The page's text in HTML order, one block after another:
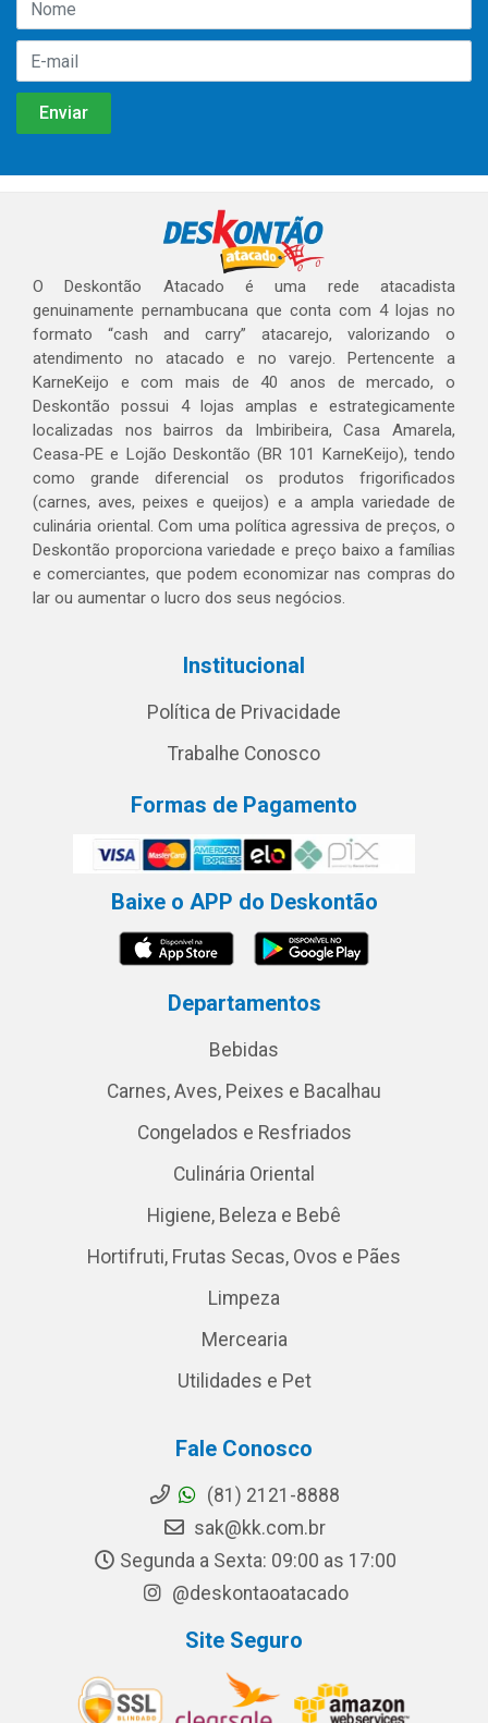
O Deskontão Atacado é uma rede atacadista
genuinamente pernambucana que conta com 4 lojas no
formato “cash and carry” atacarejo, valorizando o
atendimento no atacado e no varejo. Pertencente a
KarneKeijo e com mais de 40 anos de mercado, o
Deskontão possui 4 lojas amplas e estrategicamente
localizadas nos bairros da Imbiribeira, Casa Amarela,
Ceasa-PE e Lojão Deskontão (BR 101 KarneKeijo), tendo
como grande diferencial os produtos frigorificados
(carnes, aves, peixes e queijos) e a ampla variedade de
culinária oriental. Com uma política agressiva de preços, o
Deskontão proporciona variedade e preço baixo a famílias
e comerciantes, que podem economizar nas compras do
lar ou aumentar o lucro dos seus negócios.
Institucional
Política de Privacidade
Trabalhe Conosco
Formas de Pagamento
Baixe o APP do Deskontão
Departamentos
Bebidas
Carnes, Aves, Peixes e Bacalhau
Congelados e Resfriados
Culinária Oriental
Higiene, Beleza e Bebê
Hortifruti, Frutas Secas, Ovos e Pães
Limpeza
Mercearia
Utilidades e Pet
Fale Conosco
(81) 2121-8888
sak@kk.com.br
Segunda a Sexta: 09:00 as 17:00
@deskontaoatacado
Site Seguro